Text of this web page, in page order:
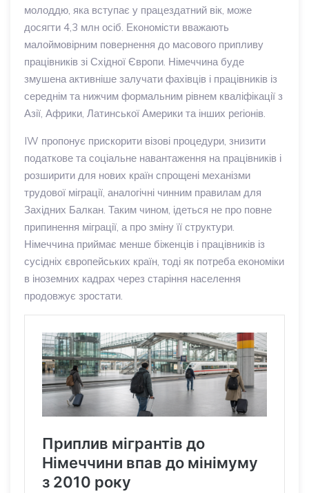
молоддю, яка вступає у працездатний вік, може
досягти 4,3 млн осіб. Економісти вважають
малоймовірним повернення до масового припливу
працівників зі Східної Європи. Німеччина буде
змушена активніше залучати фахівців і працівників із
середнім та нижчим формальним рівнем кваліфікації з
Азії, Африки, Латинської Америки та інших регіонів.
IW пропонує прискорити візові процедури, знизити
податкове та соціальне навантаження на працівників і
розширити для нових країн спрощені механізми
трудової міграції, аналогічні чинним правилам для
Західних Балкан. Таким чином, ідеться не про повне
припинення міграції, а про зміну її структури.
Німеччина приймає менше біженців і працівників із
сусідніх європейських країн, тоді як потреба економіки
в іноземних кадрах через старіння населення
продовжує зростати.